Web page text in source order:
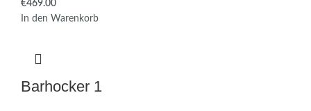
€
In den Warenkorb
Barhocker 1